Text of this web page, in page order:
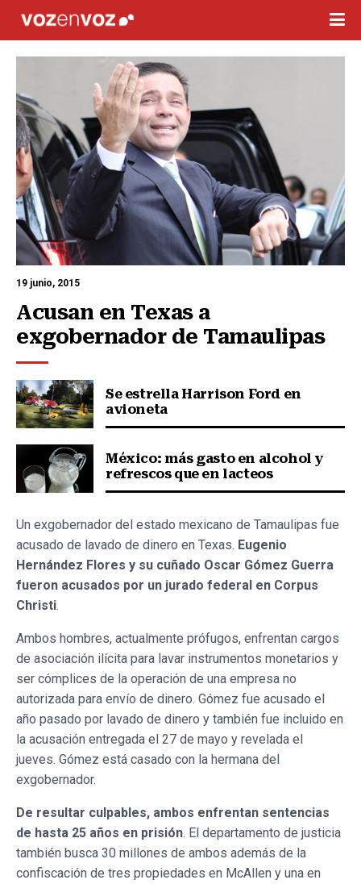
19 junio, 2015
Acusan en Texas a
exgobernador de Tamaulipas
Se estrella Harrison Ford en
avioneta
México: más gasto en alcohol y
refrescos que en lacteos
Un exgobernador del estado mexicano de Tamaulipas fue
acusado de lavado de dinero en Texas. Eugenio
Hernández Flores y su cuñado Oscar Gómez Guerra
fueron acusados por un jurado federal en Corpus
Christi.
Ambos hombres, actualmente prófugos, enfrentan cargos
de asociación ilícita para lavar instrumentos monetarios y
ser cómplices de la operación de una empresa no
autorizada para envío de dinero. Gómez fue acusado el
año pasado por lavado de dinero y también fue incluido en
la acusación entregada el 27 de mayo y revelada el
jueves. Gómez está casado con la hermana del
exgobernador.
De resultar culpables, ambos enfrentan sentencias
de hasta 25 años en prisión. El departamento de justicia
también busca 30 millones de ambos además de la
confiscación de tres propiedades en McAllen y una en